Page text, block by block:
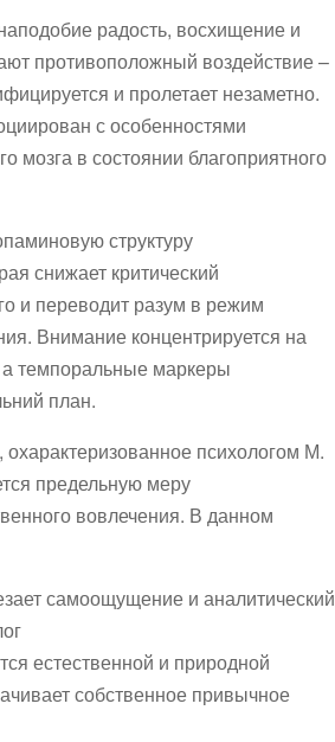
радость, восхищение и
противоположный воздействие –
и пролетает незаметно.
с особенностями
мозга в состоянии благоприятного
структуру
снижает критический
и переводит разум в режим
Внимание концентрируется на
темпоральные маркеры
план.
психологом М.
предельную меру
вовлечения. В данном
самоощущение и аналитический
естественной и природной
собственное привычное